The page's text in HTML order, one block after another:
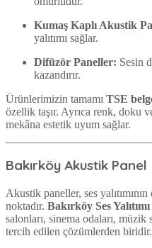
Kumaş Kaplı Akustik
yalıtımı sağlar.
Difüzör Paneller: Sesin
kazandırır.
Ürünlerimizin tamamı TSE
özellik taşır. Ayrıca renk, doku
mekâna estetik uyum sağlar.
Bakırköy Akustik Panel
Akustik paneller, ses
noktadır. Bakırköy Ses Yalıtımı
salonları, sinema odaları, müzik
tercih edilen çözümlerden biridir.